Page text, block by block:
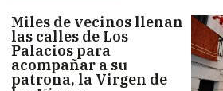
Miles de vecinos llenan
las calles de Los
Palacios para
acompañar a su
patrona, la Virgen de